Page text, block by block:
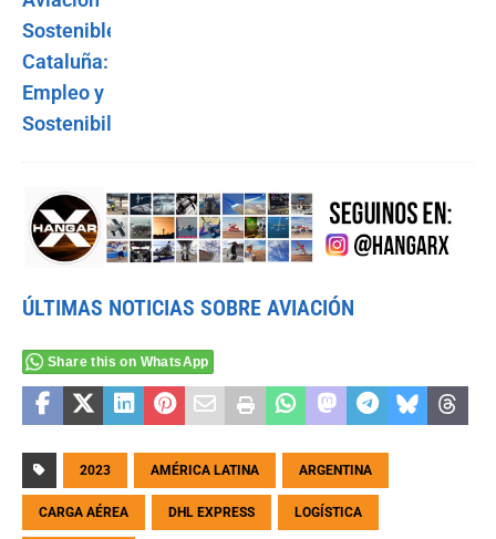
ÚLTIMAS NOTICIAS SOBRE AVIACIÓN
Share this on WhatsApp
2023 AMÉRICA LATINA ARGENTINA
CARGA AÉREA DHL EXPRESS LOGÍSTICA